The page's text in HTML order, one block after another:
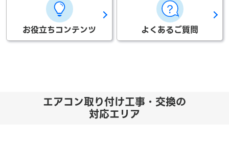
お役立ちコンテンツ よくあるご質問
エアコン取り付け工事・交換の
対応エリア